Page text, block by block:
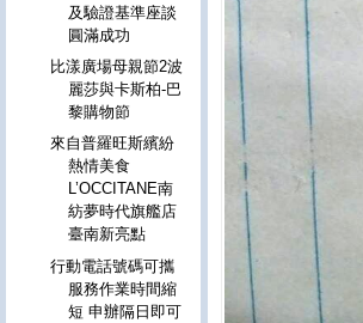
及驗證基準座談
圓滿成功
比漾廣場母親節2波
麗莎與卡斯柏-巴
黎購物節
來自普羅旺斯繽紛
熱情美食
L’OCCITANE南
紡夢時代旗艦店
臺南新亮點
行動電話號碼可攜
服務作業時間縮
短 申辦隔日即可